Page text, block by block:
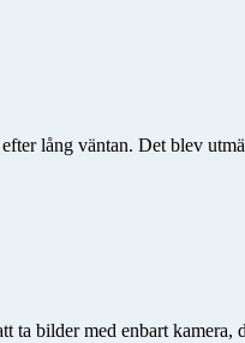
lång väntan. Det blev
ta bilder med enbart